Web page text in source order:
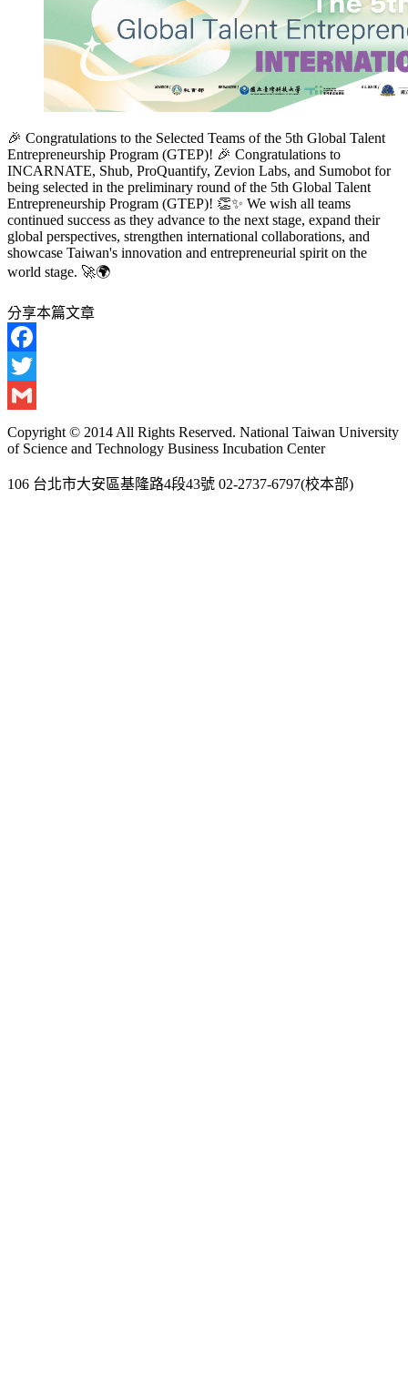
🎉 Congratulations to the Selected Teams of the 5th Global Talent
Entrepreneurship Program (GTEP)! 🎉 Congratulations to
INCARNATE, Shub, ProQuantify, Zevion Labs, and Sumobot for
being selected in the preliminary round of the 5th Global Talent
Entrepreneurship Program (GTEP)! 👏✨ We wish all teams
continued success as they advance to the next stage, expand their
global perspectives, strengthen international collaborations, and
showcase Taiwan's innovation and entrepreneurial spirit on the
world stage. 🚀🌍
分享本篇文章
Facebook
Twitter
Gmail
Copyright © 2014 All Rights Reserved. National Taiwan University
of Science and Technology Business Incubation Center
106 台北市大安區基隆路4段43號 02-2737-6797(校本部)